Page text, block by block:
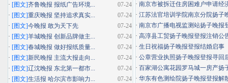
· 南京市被拆迁住房困难户申请经
· 江苏法官培训学院南京分院扬子
· 南京市广播电视监测站扬子晚报
· 高淳县工贸扬子晚报登报注销公
· 生日祝福扬子晚报登报结婚启事
· 公章营业执照扬子晚报登报寻回
· 百家湖公寓花园罗马城一房产扬
· 华东有色测绘院扬子晚报登报解
07-24
· [图文]齐鲁晚报 报纸广告环境...
07-24
· [图文]重庆晚报 坚持追求真实...
07-24
· [图文]今晚报 敢为天下先
07-24
· [图文]羊城晚报 创新品牌做主...
07-24
· [图文]春城晚报 做好报纸质量...
07-24
· [图文]新民晚报 主流大报走向...
07-24
· [图文]辽沈晚报 东北第一都市...
07-24
· [图文]生活报 哈尔滨市影响力...